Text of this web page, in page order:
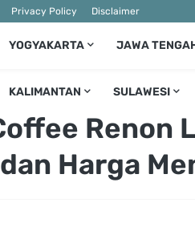
Privacy Policy Disclaimer
YOGYAKARTA JAWA
KALIMANTAN SULAWESI
Renon
Harga